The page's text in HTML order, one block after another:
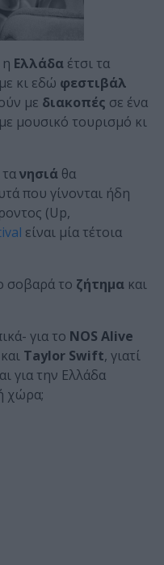
η Ελλάδα έτσι τα
κι εδώ φεστιβάλ
με διακοπές σε ένα
μουσικό τουρισμό κι
νησιά θα
που γίνονται ήδη
(Up,
είναι μία τέτοια
σοβαρά το ζήτημα και
για το NOS Alive
και Taylor Swift, γιατί
για την Ελλάδα
χώρα;